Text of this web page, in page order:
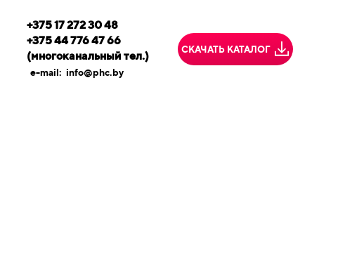
+375 17 272 30 48
+375 44 776 47 66
(многоканальный тел.)
e-mail: info@phc.by
СКАЧАТЬ КАТАЛОГ